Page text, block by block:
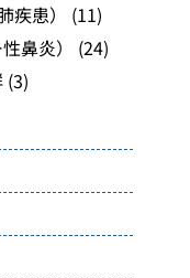
疾患）
(11)
鼻炎）
(24)
(3)